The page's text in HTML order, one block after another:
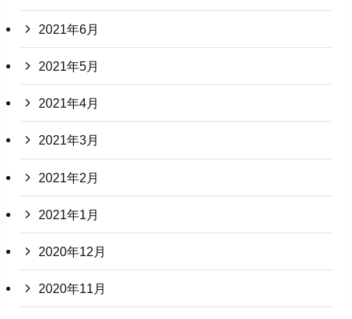
2021年6月
2021年5月
2021年4月
2021年3月
2021年2月
2021年1月
2020年12月
2020年11月